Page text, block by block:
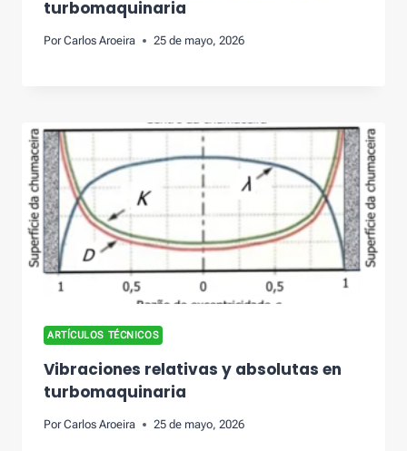
turbomaquinaria
Por Carlos Aroeira 25 de mayo, 2026
ARTÍCULOS TÉCNICOS
Vibraciones relativas y absolutas en
turbomaquinaria
Por Carlos Aroeira 25 de mayo, 2026